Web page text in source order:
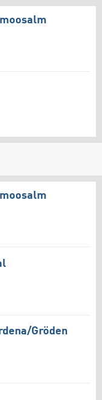
​Gröden